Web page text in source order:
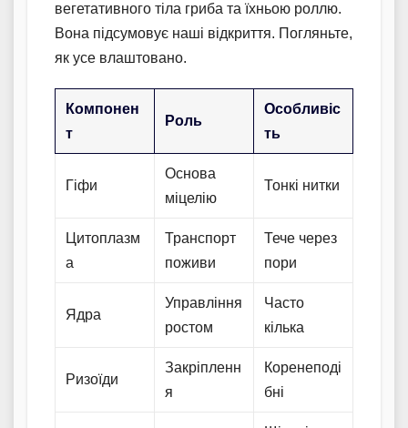
вегетативного тіла гриба та їхньою роллю.
Вона підсумовує наші відкриття. Погляньте,
як усе влаштовано.
Компонен
т
Роль
Особливіс
ть
Гіфи
Основа
міцелію
Тонкі нитки
Цитоплазм
а
Транспорт
поживи
Тече через
пори
Ядра
Управління
ростом
Часто
кілька
Ризоїди
Закріпленн
я
Коренеподі
бні